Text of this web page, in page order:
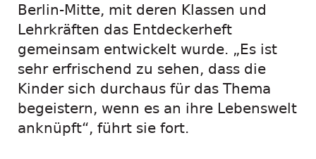
Berlin-Mitte, mit deren Klassen und
Lehrkräften das Entdeckerheft
gemeinsam entwickelt wurde. „Es ist
sehr erfrischend zu sehen, dass die
Kinder sich durchaus für das Thema
begeistern, wenn es an ihre Lebenswelt
anknüpft“, führt sie fort.